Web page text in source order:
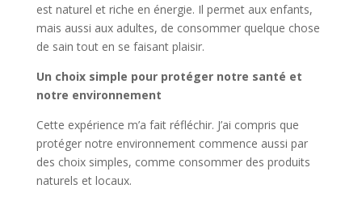
est naturel et riche en énergie. Il permet aux enfants,
mais aussi aux adultes, de consommer quelque chose
de sain tout en se faisant plaisir.
Un choix simple pour protéger notre santé et
notre environnement
Cette expérience m’a fait réfléchir. J’ai compris que
protéger notre environnement commence aussi par
des choix simples, comme consommer des produits
naturels et locaux.